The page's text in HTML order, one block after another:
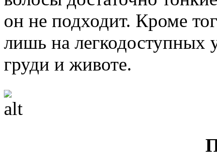
он не подходит. Кроме
лишь на легкодоступных
груди и животе.